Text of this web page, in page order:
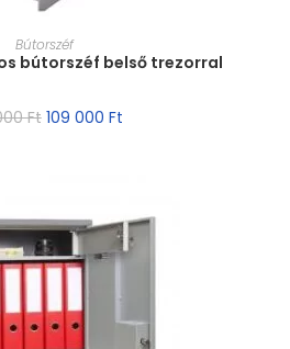
VÁLASZTÁSA
Bútorszéf
bútorszéf belső trezorral
Ft 109 000 Ft